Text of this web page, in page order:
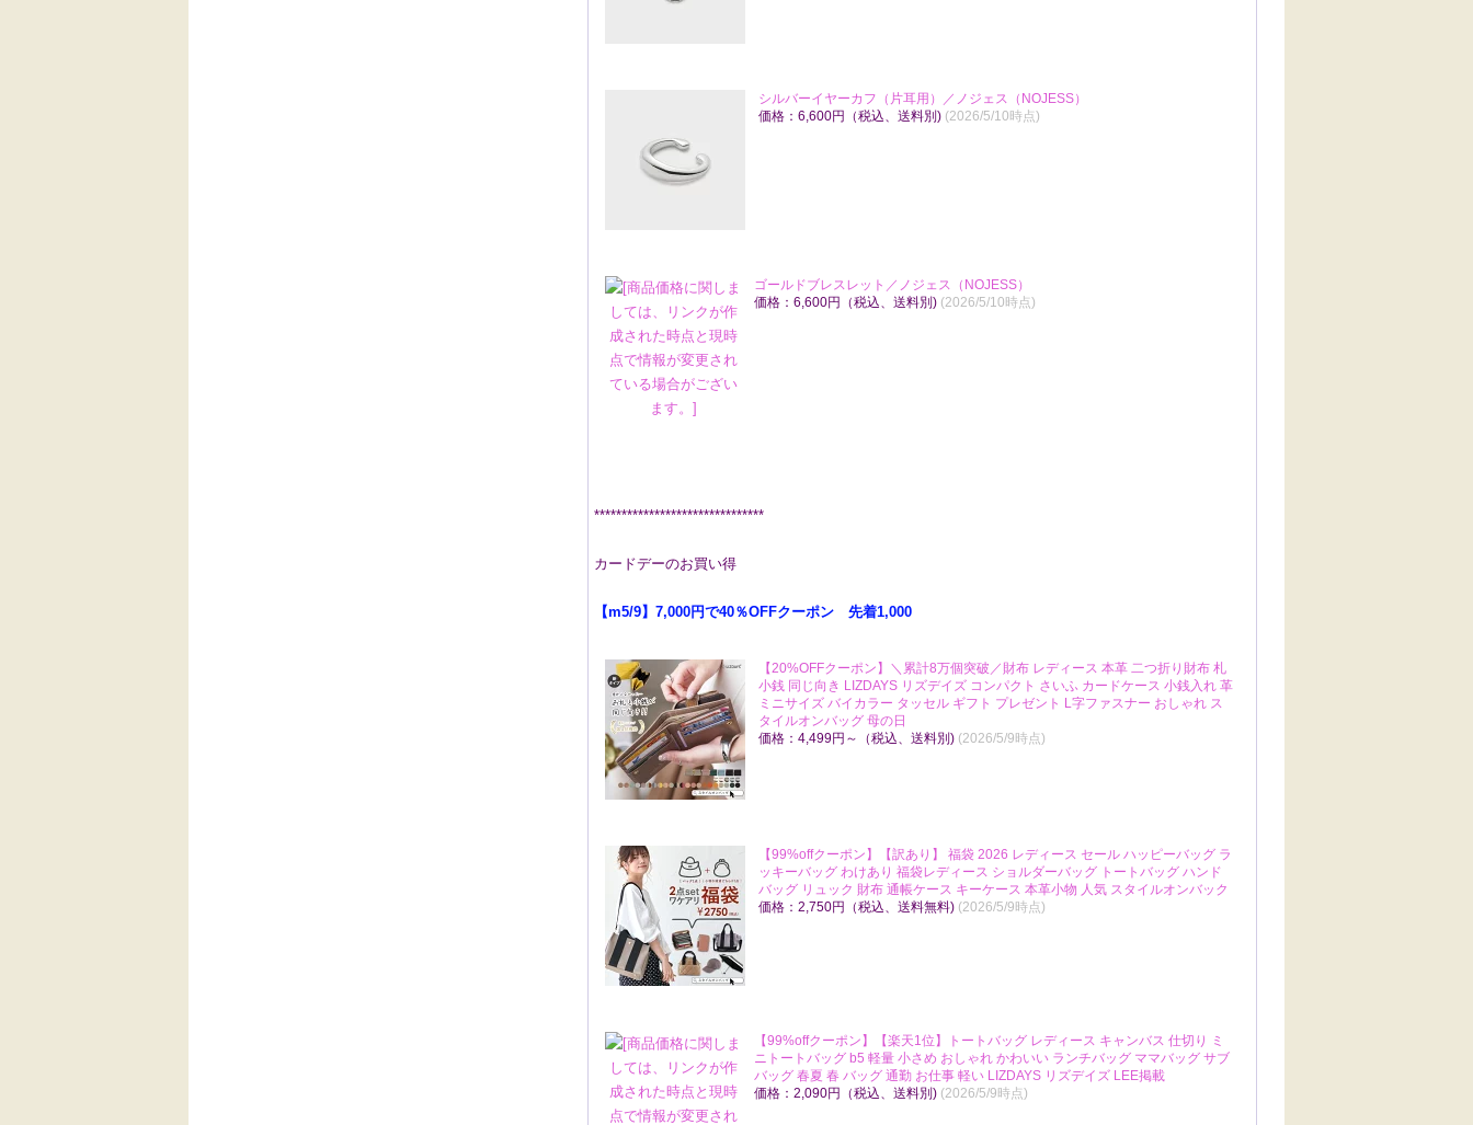
シルバーイヤーカフ（片耳用）／ノジェス（NOJESS）
価格：6,600円（税込、送料別) (2026/5/10時点)
ゴールドブレスレット／ノジェス（NOJESS）
価格：6,600円（税込、送料別) (2026/5/10時点)
*******************************
カードデーのお買い得
【m5/9】7,000円で40％OFFクーポン 先着1,000
【20%OFFクーポン】＼累計8万個突破／財布 レディース 本革 二つ折り財布 札
小銭 同じ向き LIZDAYS リズデイズ コンパクト さいふ カードケース 小銭入れ 革
ミニサイズ バイカラー タッセル ギフト プレゼント L字ファスナー おしゃれ ス
タイルオンバッグ 母の日
価格：4,499円～（税込、送料別) (2026/5/9時点)
【99%offクーポン】【訳あり】 福袋 2026 レディース セール ハッピーバッグ ラ
ッキーバッグ わけあり 福袋レディース ショルダーバッグ トートバッグ ハンド
バッグ リュック 財布 通帳ケース キーケース 本革小物 人気 スタイルオンバック
価格：2,750円（税込、送料無料) (2026/5/9時点)
【99%offクーポン】【楽天1位】トートバッグ レディース キャンバス 仕切り ミ
ニトートバッグ b5 軽量 小さめ おしゃれ かわいい ランチバッグ ママバッグ サブ
バッグ 春夏 春 バッグ 通勤 お仕事 軽い LIZDAYS リズデイズ LEE掲載
価格：2,090円（税込、送料別) (2026/5/9時点)